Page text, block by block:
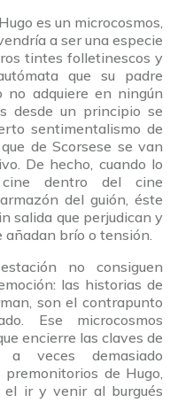
es un microcosmos,
a ser una especie
tintes folletinescos y
que su padre
no adquiere en ningún
desde un principio se
sentimentalismo de
de Scorsese se van
De hecho, cuando lo
dentro del cine
del guión, éste
salida que perjudican y
brío o tensión.
no consiguen
las historias de
son el contrapunto
Ese microcosmos
encierre las claves de
veces demasiado
de Hugo,
el ir y venir al burgués